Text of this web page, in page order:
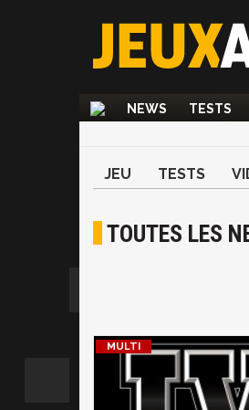
NEWS TESTS
JEU TESTS
TOUTES LES